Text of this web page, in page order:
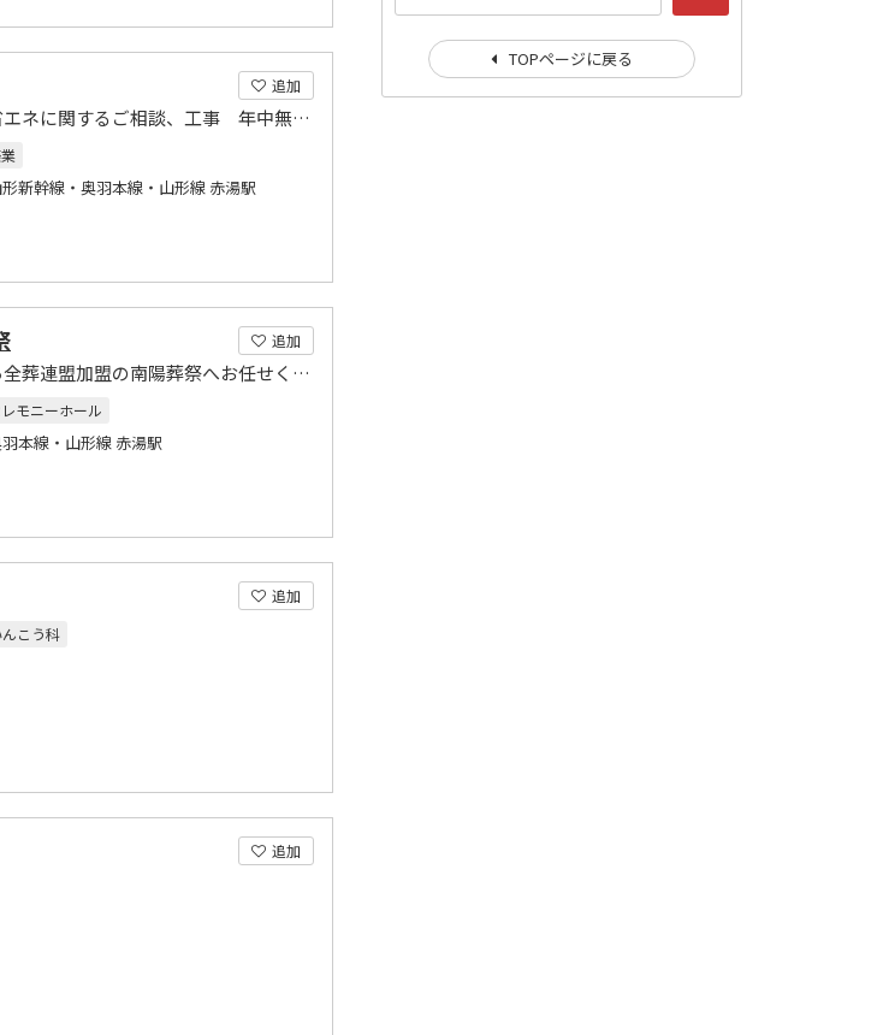
追加
電気設備全般、設計・施工 省エネに関するご相談、工事 年中無休・お気軽にご相談下さい。
新幹線・奥羽本線・山形線 赤湯駅
追加
山形県南陽市の葬儀、葬式なら全葬連盟加盟の南陽葬祭へお任せください。
モニーホール
本線・山形線 赤湯駅
追加
こう科
追加
TOPページに戻る